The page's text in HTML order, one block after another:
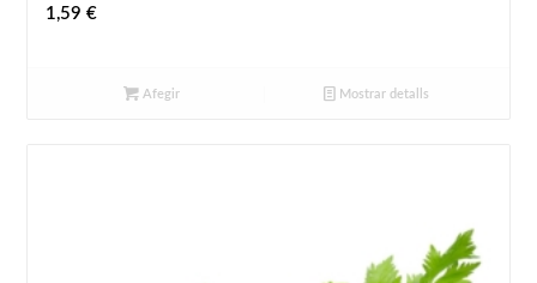
1,59€
Afegir Mostrar detalls